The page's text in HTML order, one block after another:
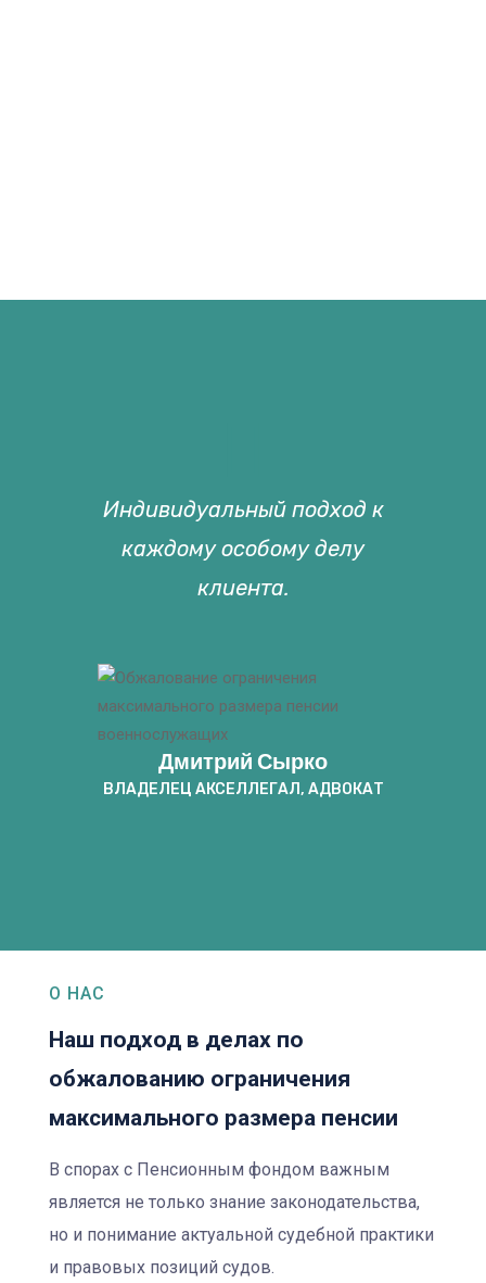
Индивидуальный подход к
каждому особому делу
клиента.
Дмитрий Сырко
ВЛАДЕЛЕЦ АКСЕЛЛЕГАЛ, АДВОКАТ
О НАС
Наш подход в делах по
обжалованию ограничения
максимального размера пенсии
В спорах с Пенсионным фондом важным
является не только знание законодательства,
но и понимание актуальной судебной практики
и правовых позиций судов.